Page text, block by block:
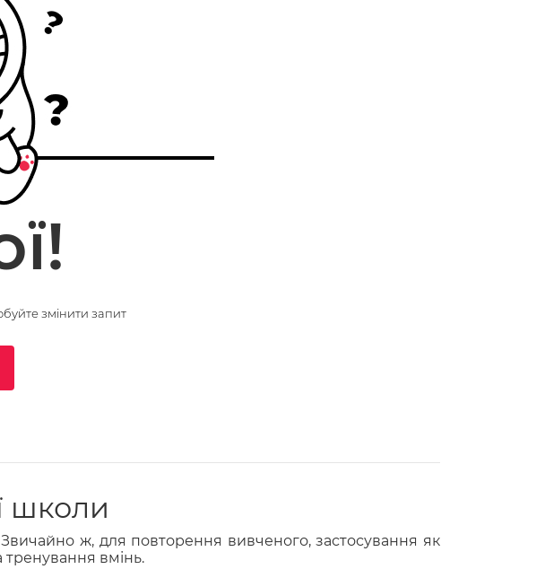
змінити запит
школи
ж, для повторення вивченого, застосування як
тренування вмінь.